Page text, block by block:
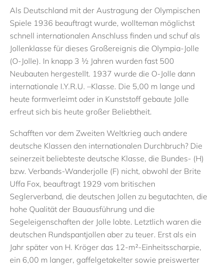
Als Deutschland mit der Austragung der Olympischen
Spiele 1936 beauftragt wurde,wollteman möglichst
schnell internationalen Anschluss finden und schuf als
Jollenklassefür dieses Großereignis die Olympia-Jolle
(O-Jolle). In knapp 3 ½ Jahren wurden fast 500
Neubauten hergestellt. 1937 wurde die O-Jolle dann
internationale I.Y.R.U.–Klasse. Die 5,00 m lange und
heute formverleimt oder in Kunststoff gebaute Jolle
erfreut sich bis heute großer Beliebtheit.
Schafften vor dem Zweiten Weltkrieg auch andere
deutsche Klassen den internationalen Durchbruch? Die
seinerzeit beliebteste deutsche Klasse, die Bundes- (H)
bzw. Verbands-Wanderjolle (F) nicht, obwohl der Brite
Uffa Fox, beauftragt 1929 vom britischen
Seglerverband, die deutschen Jollen zu begutachten, die
hohe Qualität der Bauausführung und die
Segeleigenschaften der Jolle lobte. Letztlich waren die
deutschen Rundspantjollen aber zu teuer. Erst als ein
Jahr spätervon H. Kröger das 12-m²-Einheitsscharpie,
ein 6,00 m langer, gaffelgetakelter sowie preiswerter